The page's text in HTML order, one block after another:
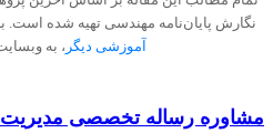
پایان‌نامه مهندسی تهیه شده است. برای
آموزشی دیگر ، به وبسایت ما
رساله تخصصی مدیریت